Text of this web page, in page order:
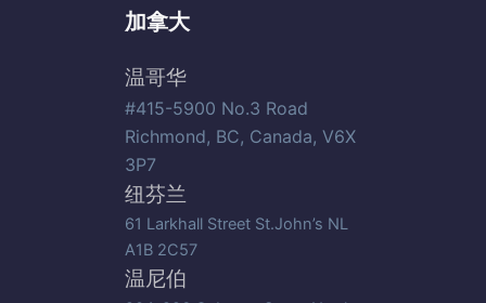
加拿大
温哥华
#415-5900 No.3 Road
Richmond, BC, Canada, V6X
3P7
纽芬兰
61 Larkhall Street St.John’s NL
A1B 2C57
温尼伯